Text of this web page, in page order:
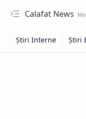
Calafat News